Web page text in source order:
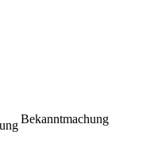
Bekanntmachung